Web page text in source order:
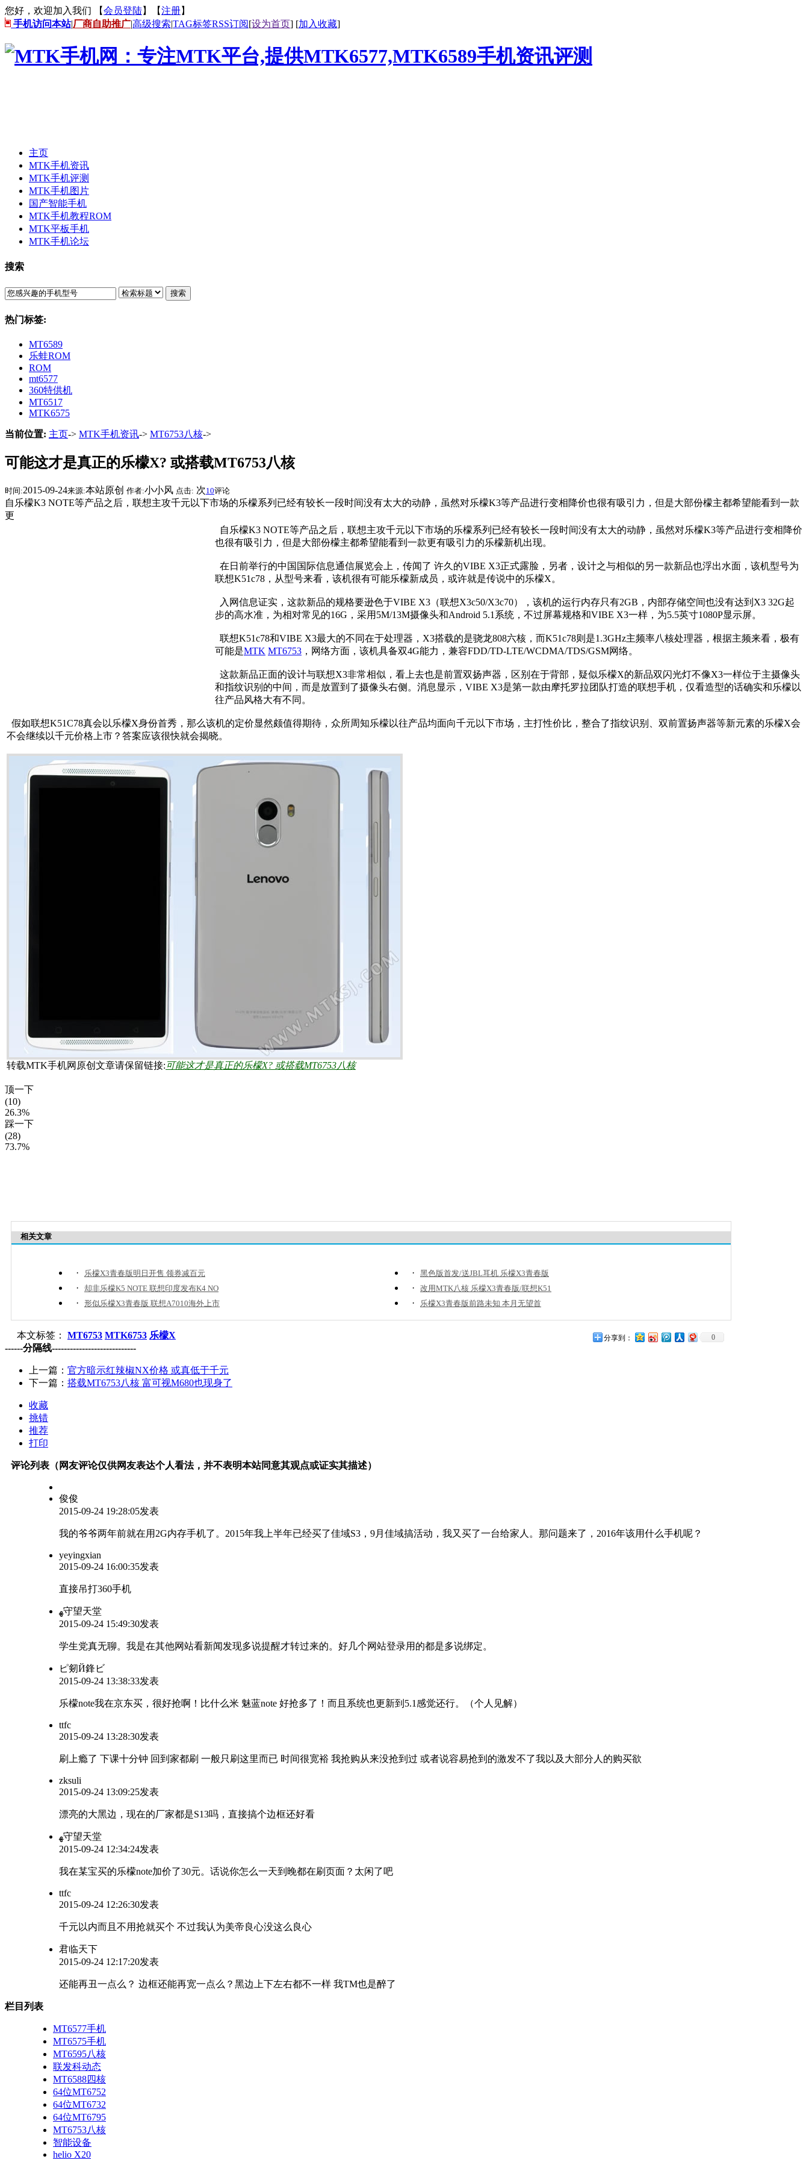
您好，欢迎加入我们 【会员登陆】【注册】
手机访问本站|厂商自助推广|高级搜索|TAG标签RSS订阅[设为首页] [加入收藏]
主页
MTK手机资讯
MTK手机评测
MTK手机图片
国产智能手机
MTK手机教程ROM
MTK平板手机
MTK手机论坛
搜索
搜索
热门标签:
MT6589
乐蛙ROM
ROM
mt6577
360特供机
MT6517
MTK6575
当前位置: 主页-> MTK手机资讯-> MT6753八核->
可能这才是真正的乐檬X? 或搭载MT6753八核
时间:2015-09-24来源:本站原创 作者:小小风 点击: 次10评论
自乐檬K3 NOTE等产品之后，联想主攻千元以下市场的乐檬系列已经有较长一段时间没有太大的动静，虽然对乐檬K3等产品进行变相降价也很有吸引力，但是大部份檬主都希望能看到一款
更
自乐檬K3 NOTE等产品之后，联想主攻千元以下市场的乐檬系列已经有较长一段时间没有太大的动静，虽然对乐檬K3等产品进行变相降价
也很有吸引力，但是大部份檬主都希望能看到一款更有吸引力的乐檬新机出现。
在日前举行的中国国际信息通信展览会上，传闻了 许久的VIBE X3正式露脸，另者，设计之与相似的另一款新品也浮出水面，该机型号为
联想K51c78，从型号来看，该机很有可能乐檬新成员，或许就是传说中的乐檬X。
入网信息证实，这款新品的规格要逊色于VIBE X3（联想X3c50/X3c70），该机的运行内存只有2GB，内部存储空间也没有达到X3 32G起
步的高水准，为相对常见的16G，采用5M/13M摄像头和Android 5.1系统，不过屏幕规格和VIBE X3一样，为5.5英寸1080P显示屏。
联想K51c78和VIBE X3最大的不同在于处理器，X3搭载的是骁龙808六核，而K51c78则是1.3GHz主频率八核处理器，根据主频来看，极有
可能是MTK MT6753 ，网络方面，该机具备双4G能力，兼容FDD/TD-LTE/WCDMA/TDS/GSM网络。
这款新品正面的设计与联想X3非常相似，看上去也是前置双扬声器，区别在于背部，疑似乐檬X的新品双闪光灯不像X3一样位于主摄像头
和指纹识别的中间，而是放置到了摄像头右侧。消息显示，VIBE X3是第一款由摩托罗拉团队打造的联想手机，仅看造型的话确实和乐檬以
往产品风格大有不同。
假如联想K51C78真会以乐檬X身份首秀，那么该机的定价显然颇值得期待，众所周知乐檬以往产品均面向千元以下市场，主打性价比，整合了指纹识别、双前置扬声器等新元素的乐檬X会
不会继续以千元价格上市？答案应该很快就会揭晓。
转载MTK手机网原创文章请保留链接: 可能这才是真正的乐檬X? 或搭载MT6753八核
顶一下
(10)
26.3%
踩一下
(28)
73.7%
相关文章
· 乐檬X3青春版明日开售 领券减百元 · 黑色版首发/送JBL耳机 乐檬X3青春版
· 却非乐檬K5 NOTE 联想印度发布K4 NO · 改用MTK八核 乐檬X3青春版/联想K51
· 形似乐檬X3青春版 联想A7010海外上市 · 乐檬X3青春版前路未知 本月无望首
本文标签： MT6753 MTK6753 乐檬X 分享到： 0
------分隔线----------------------------
上一篇： 官方暗示红辣椒NX价格 或真低于千元
下一篇： 搭载MT6753八核 富可视M680也现身了
收藏
挑错
推荐
打印
评论列表（网友评论仅供网友表达个人看法，并不表明本站同意其观点或证实其描述）
俊俊
2015-09-24 19:28:05发表
我的爷爷两年前就在用2G内存手机了。2015年我上半年已经买了佳域S3，9月佳域搞活动，我又买了一台给家人。那问题来了，2016年该用什么手机呢？
yeyingxian
2015-09-24 16:00:35发表
直接吊打360手机
ﻬ守望天堂
2015-09-24 15:49:30发表
学生党真无聊。我是在其他网站看新闻发现多说提醒才转过来的。好几个网站登录用的都是多说绑定。
ピ剱Й鋒ビ
2015-09-24 13:38:33发表
乐檬note我在京东买，很好抢啊！比什么米 魅蓝note 好抢多了！而且系统也更新到5.1感觉还行。（个人见解）
ttfc
2015-09-24 13:28:30发表
刷上瘾了 下课十分钟 回到家都刷 一般只刷这里而已 时间很宽裕 我抢购从来没抢到过 或者说容易抢到的激发不了我以及大部分人的购买欲
zksuli
2015-09-24 13:09:25发表
漂亮的大黑边，现在的厂家都是S13吗，直接搞个边框还好看
ﻬ守望天堂
2015-09-24 12:34:24发表
我在某宝买的乐檬note加价了30元。话说你怎么一天到晚都在刷页面？太闲了吧
ttfc
2015-09-24 12:26:30发表
千元以内而且不用抢就买个 不过我认为美帝良心没这么良心
君临天下
2015-09-24 12:17:20发表
还能再丑一点么？ 边框还能再宽一点么？黑边上下左右都不一样 我TM也是醉了
栏目列表
MT6577手机
MT6575手机
MT6595八核
联发科动态
MT6588四核
64位MT6752
64位MT6732
64位MT6795
MT6753八核
智能设备
helio X20